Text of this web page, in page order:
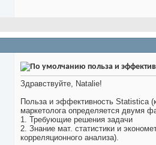
польза и
Здравствуйте, Natalie!
Польза и эффективность Statistica
маркетолога определяется двумя
1. Требующие решения задачи
2. Знание мат. статистики и
корреляционного анализа).